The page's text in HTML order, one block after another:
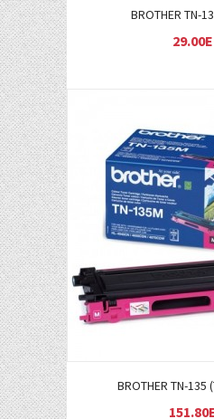
BROTHER TN-
Į
BROTHER TN-135